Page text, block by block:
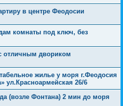
в центре Феодосии
комнаты под ключ, без
отличным двориком
жилье у моря г.Феодосия
ул.Красноармейская 26/6
(возле Фонтана) 2 мин до моря